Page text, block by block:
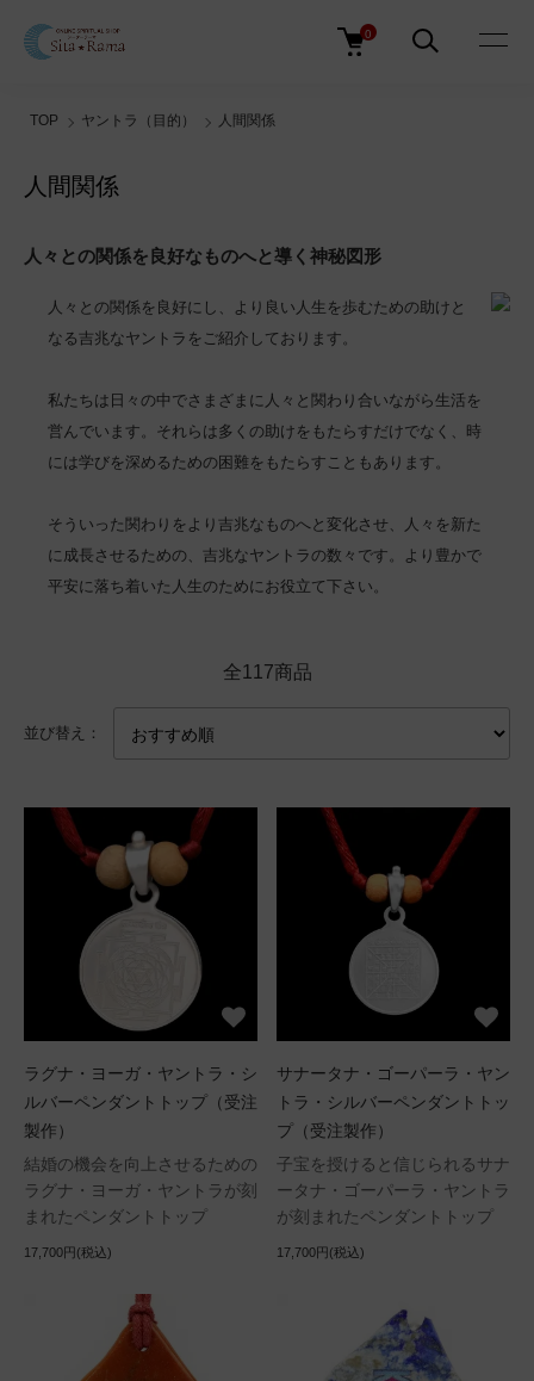
0
TOP ヤントラ（目的） 人間関係
人間関係
人々との関係を良好なものへと導く神秘図形
人々との関係を良好にし、より良い人生を歩むための助けと
なる吉兆なヤントラをご紹介しております。
私たちは日々の中でさまざまに人々と関わり合いながら生活を
営んでいます。それらは多くの助けをもたらすだけでなく、時
には学びを深めるための困難をもたらすこともあります。
そういった関わりをより吉兆なものへと変化させ、人々を新た
に成長させるための、吉兆なヤントラの数々です。より豊かで
平安に落ち着いた人生のためにお役立て下さい。
全117商品
並び替え：
ラグナ・ヨーガ・ヤントラ・シ
ルバーペンダントトップ（受注
製作）
結婚の機会を向上させるための
ラグナ・ヨーガ・ヤントラが刻
まれたペンダントトップ
17,700円(税込)
サナータナ・ゴーパーラ・ヤン
トラ・シルバーペンダントトッ
プ（受注製作）
子宝を授けると信じられるサナ
ータナ・ゴーパーラ・ヤントラ
が刻まれたペンダントトップ
17,700円(税込)